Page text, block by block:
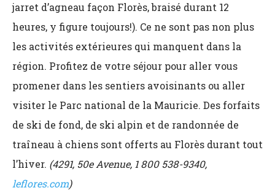
jarret d’agneau façon Florès, braisé durant 12
heures, y figure toujours!). Ce ne sont pas non plus
les activités extérieures qui manquent dans la
région. Profitez de votre séjour pour aller vous
promener dans les sentiers avoisinants ou aller
visiter le Parc national de la Mauricie. Des forfaits
de ski de fond, de ski alpin et de randonnée de
traîneau à chiens sont offerts au Florès durant tout
l’hiver. (4291, 50e Avenue, 1 800 538-9340,
leflores.com)